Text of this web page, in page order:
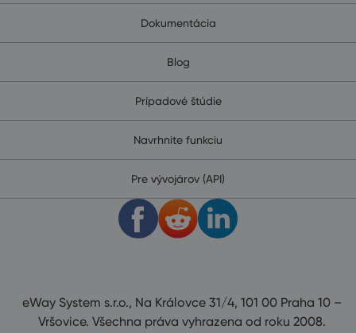
Dokumentácia
Blog
Prípadové štúdie
Navrhnite funkciu
Pre vývojárov (API)
eWay System s.r.o., Na Královce 31/4, 101 00 Praha 10 –
Vršovice. Všechna práva vyhrazena od roku 2008.